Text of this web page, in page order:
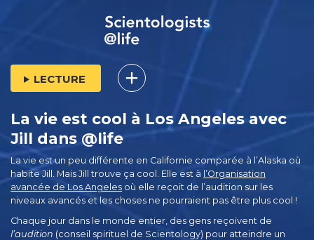
LECTURE
La vie est cool à Los Angeles avec
Jill dans @life
La vie est un peu différente en Californie comparée à l’Alaska où
habite Jill. Mais Jill trouve ça cool. Elle est à l’Organisation
avancée de Los Angeles où elle reçoit de l’audition sur les
niveaux avancés et les choses ne pourraient pas être plus cool !
Chaque jour dans le monde entier, des gens reçoivent de
l’audition (conseil spirituel de Scientology) pour atteindre un